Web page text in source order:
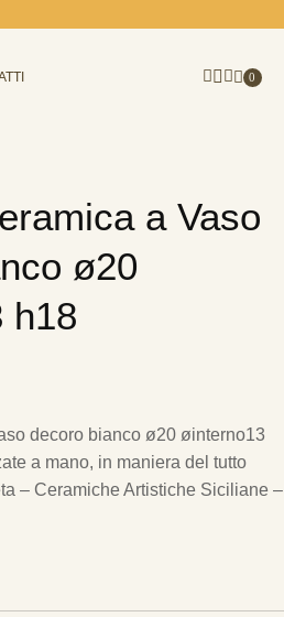
0
a Vaso
ø20
h18
decoro bianco ø20 øinterno13
a mano, in maniera del tutto
– Ceramiche Artistiche Siciliane –